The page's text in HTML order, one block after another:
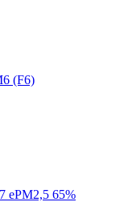
(F6)
ePM2,5 65%